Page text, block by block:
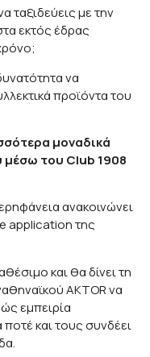
ταξιδεύεις με την
εκτός έδρας
να
προϊόντα του
μοναδικά
μέσω του Club 1908
ανακοινώνει
application της
και θα δίνει τη
AKTOR να
εμπειρία
και τους συνδέει